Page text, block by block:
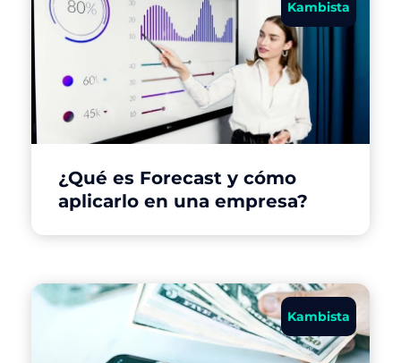
Kambista
¿Qué es Forecast y cómo
aplicarlo en una empresa?
Kambista